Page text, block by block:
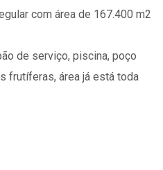
com área de 167.400 m2
de serviço, piscina, poço
frutíferas, área já está toda